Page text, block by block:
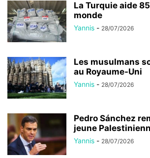
La Turquie aide
monde
Yannis - 28/07/2026
Les musulmans
au Royaume-Uni
Yannis - 28/07/2026
Pedro Sánchez
jeune
Yannis - 28/07/2026